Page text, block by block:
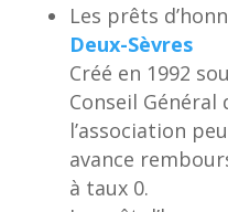
Les prêts
Deux-Sèvres
Créé en 1992
Conseil Général
l’association
avance
à taux 0.